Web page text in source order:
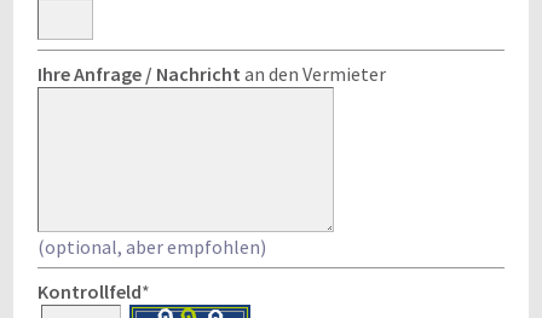
Ihre Anfrage / Nachricht an den Vermieter
(optional, aber empfohlen)
Kontrollfeld*